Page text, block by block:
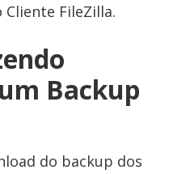
FileZilla.
Backup
do backup dos